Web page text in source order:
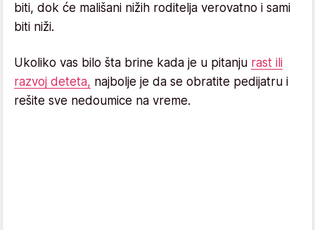
biti, dok će mališani nižih roditelja verovatno i sami
biti niži.
Ukoliko vas bilo šta brine kada je u pitanju rast ili
razvoj deteta, najbolje je da se obratite pedijatru i
rešite sve nedoumice na vreme.